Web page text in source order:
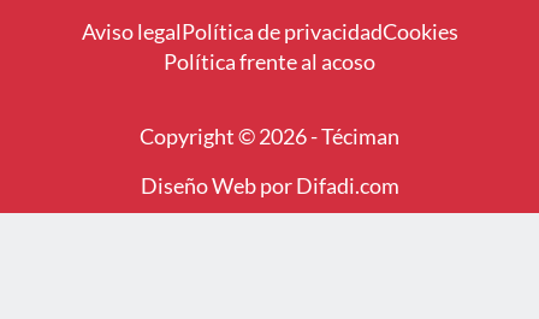
Aviso legalPolítica de privacidadCookies
Política frente al acoso
Copyright © 2026 - Téciman
Diseño Web por Difadi.com